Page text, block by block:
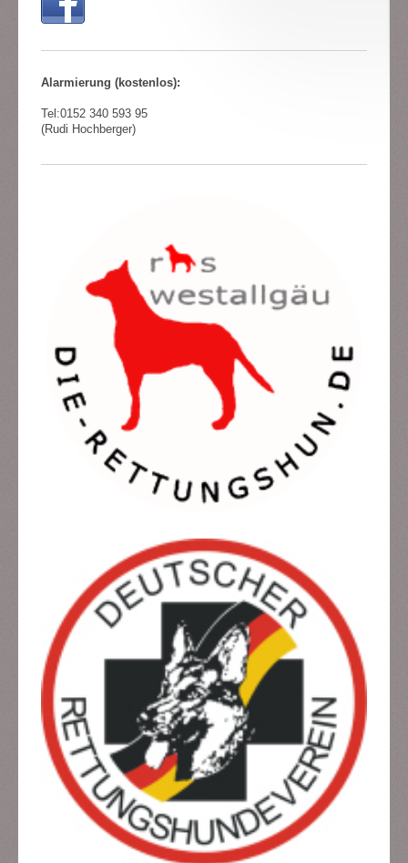
Alarmierung (kostenlos):
Tel:0152 340 593 95
(Rudi Hochberger)